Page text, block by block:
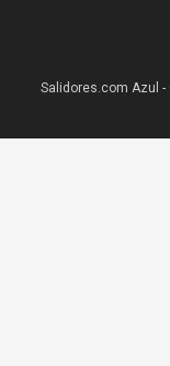
Salidores.com Azul